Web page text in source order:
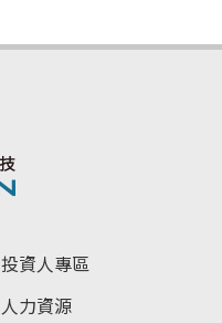
投資人專區
人力資源